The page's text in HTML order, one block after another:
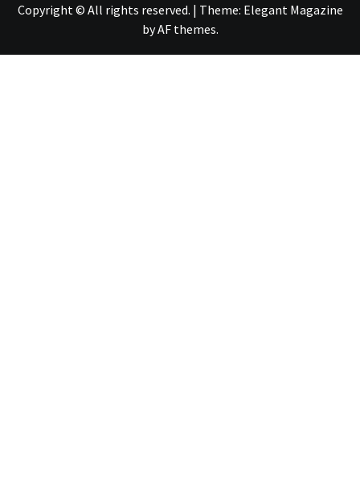
Copyright © All rights reserved. | Theme: Elegant Magazine
byAF themes.